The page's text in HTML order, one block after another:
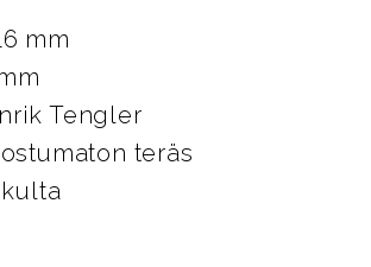
mm
Tengler
teräs